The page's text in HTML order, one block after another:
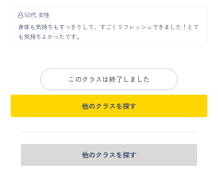
50代 女性
身体も気持ちもすっきりして、すごくリフレッシュできました！とて
も気持ちよかったです。
このクラスは終了しました
他のクラスを探す
他のクラスを探す